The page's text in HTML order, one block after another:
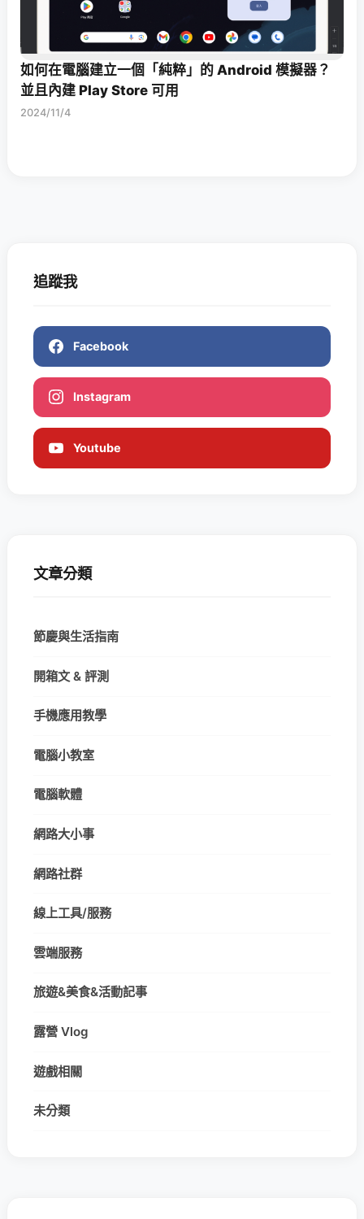
如何在電腦建立一個「純粹」的 Android 模擬器？
並且內建 Play Store 可用
2024/11/4
追蹤我
Facebook
Instagram
Youtube
文章分類
節慶與生活指南
開箱文 & 評測
手機應用教學
電腦小教室
電腦軟體
網路大小事
網路社群
線上工具/服務
雲端服務
旅遊&美食&活動記事
露營 Vlog
遊戲相關
未分類